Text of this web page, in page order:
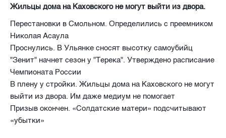
Жильцы дома на Каховского не могут выйти из двора.
Перестановки в Смольном. Определились с преемником
Николая Асаула
Проснулись. В Ульянке сносят высотку самоубийц
"Зенит" начнет сезон у "Терека". Утверждено расписание
Чемпионата России
В плену у стройки. Жильцы дома на Каховского не могут
выйти из двора. Им даже медиум не помогает
Призыв окончен. «Солдатские матери» подсчитывают
«убытки»